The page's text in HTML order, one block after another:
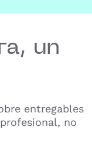
un
entregables
no